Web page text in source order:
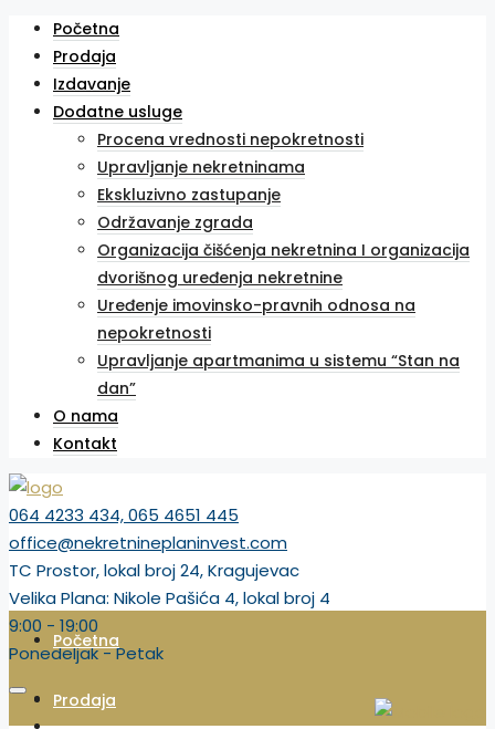
Početna
Prodaja
Izdavanje
Dodatne usluge
Procena vrednosti nepokretnosti
Upravljanje nekretninama
Ekskluzivno zastupanje
Održavanje zgrada
Organizacija čišćenja nekretnina I organizacija
dvorišnog uređenja nekretnine
Uređenje imovinsko-pravnih odnosa na
nepokretnosti
Upravljanje apartmanima u sistemu “Stan na
dan”
O nama
Kontakt
064 4233 434, 065 4651 445
office@nekretnineplaninvest.com
TC Prostor, lokal broj 24, Kragujevac
Velika Plana: Nikole Pašića 4, lokal broj 4
9:00 - 19:00
Ponedeljak - Petak
Početna
Prodaja